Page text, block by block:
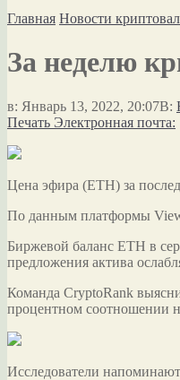
Главная Новости
За неделю
в: Январь 13, 2022, 20:07В:
Печать Электронная почта:
Цена эфира (ETH) за
По данным платформы
Биржевой баланс ETH в
предложения актива
Команда CryptoRank
процентном соотношении
Исследователи